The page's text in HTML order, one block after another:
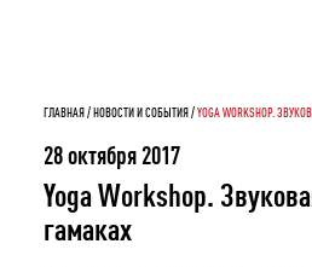
ГЛАВНАЯ НОВОСТИ И СОБЫТИЯ YOGA WORKSHOP.
28 октября 2017
Yoga Workshop.
гамаках